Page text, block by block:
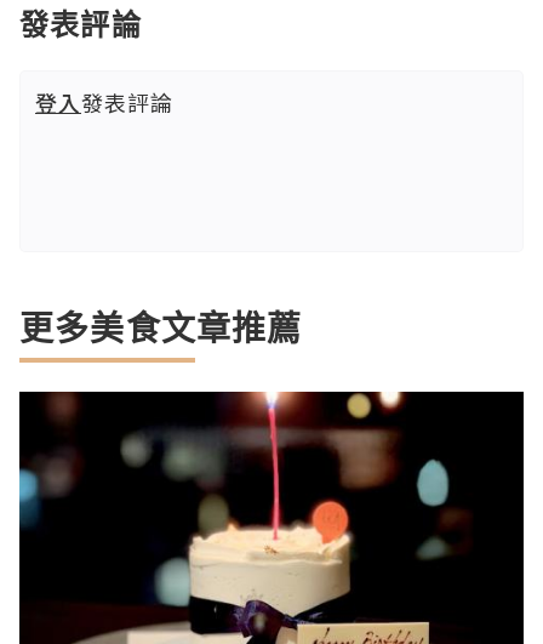
發表評論
登入發表評論
更多美食文章推薦